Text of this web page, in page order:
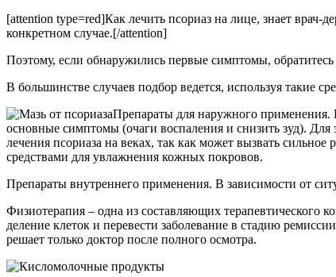
[attention type=red]Как лечить псориаз на лице, знает
конкретном случае.[/attention]
Поэтому, если обнаружились первые симптомы, обратитесь
В большинстве случаев подбор ведется, используя такие
Препараты для наружного применения.
основные симптомы (очаги воспаления и снизить зуд). Для
лечения псориаза на веках, так как может вызвать
средствами для увлажнения кожных покровов.
Препараты внутреннего применения. В зависимости от
Физиотерапия – одна из составляющих терапевтического
деление клеток и перевести заболевание в стадию
решает только доктор после полного осмотра.